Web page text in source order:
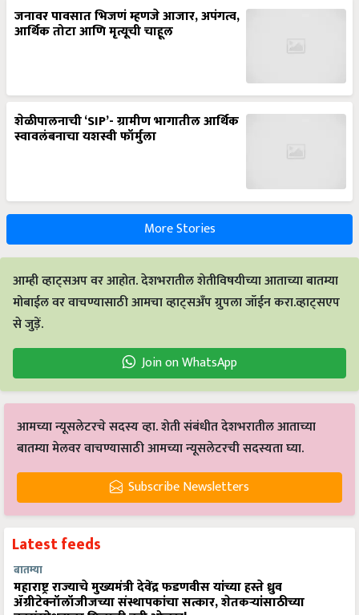
जनावर पावसात भिजणं म्हणजे आजार, अपंगत्व,
आर्थिक तोटा आणि मृत्यूची चाहूल
शेळीपालनाची ‘SIP’- ग्रामीण भागातील आर्थिक
स्वावलंबनाचा यशस्वी फॉर्मुला
More Stories
आम्ही व्हाट्सअप वर आहोत. देशभरातील शेतीविषयीच्या आताच्या बातम्या
मोबाईल वर वाचण्यासाठी आमचा व्हाट्सअँप ग्रुपला जॉईन करा.व्हाट्सएप
से जुड़ें.
Join on WhatsApp
आमच्या न्यूसलेटरचे सदस्य व्हा. शेती संबंधीत देशभरातील आताच्या
बातम्या मेलवर वाचण्यासाठी आमच्या न्यूसलेटरची सदस्यता घ्या.
Subscribe Newsletters
Latest feeds
बातम्या
महाराष्ट्र राज्याचे मुख्यमंत्री देवेंद्र फडणवीस यांच्या हस्ते ध्रुव
ॲग्रीटेक्नॉलॉजीजच्या संस्थापकांचा सत्कार, शेतकऱ्यांसाठीच्या